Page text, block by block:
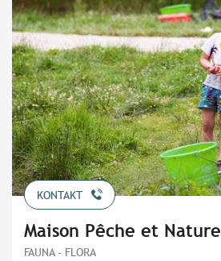
KONTAKT
Maison Pêche et Nature
FAUNA - FLORA